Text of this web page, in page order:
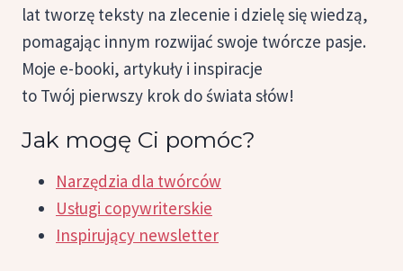
lat tworzę teksty na zlecenie i dzielę się wiedzą,
pomagając innym rozwijać swoje twórcze pasje.
Moje e-booki, artykuły i inspiracje
to Twój pierwszy krok do świata słów!
Jak mogę Ci pomóc?
Narzędzia dla twórców
Usługi copywriterskie
Inspirujący newsletter